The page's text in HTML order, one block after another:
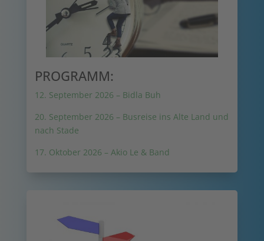
PROGRAMM:
12. September 2026 – Bidla Buh
20. September 2026 – Busreise ins Alte Land und
nach Stade
17. Oktober 2026 – Akio Le & Band